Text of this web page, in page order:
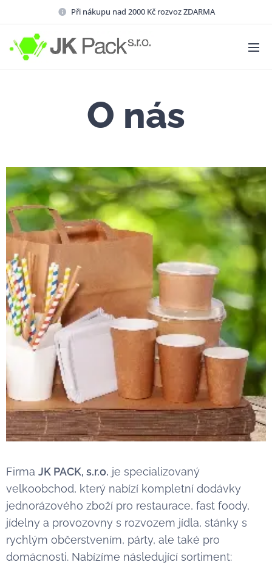
Při nákupu nad 2000 Kč rozvoz ZDARMA
O nás
Firma JK PACK, s.r.o. je specializovaný
velkoobchod, který nabízí kompletní dodávky
jednorázového zboží pro restaurace, fast foody,
jídelny a provozovny s rozvozem jídla, stánky s
rychlým občerstvením, párty, ale také pro
domácnosti. Nabízíme následující sortiment: